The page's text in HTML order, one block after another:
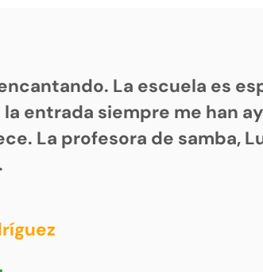
La escuela es
entrada siempre me han
La profesora de samba,